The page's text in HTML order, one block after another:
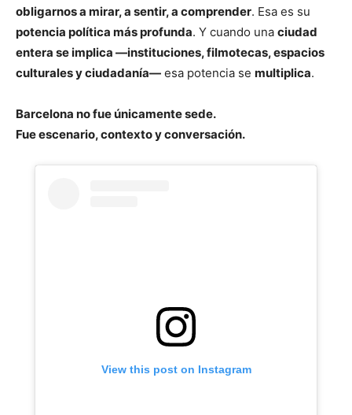
obligarnos a mirar, a sentir, a comprender. Esa es su
potencia política más profunda. Y cuando una ciudad
entera se implica —instituciones, filmotecas, espacios
culturales y ciudadanía— esa potencia se multiplica.
Barcelona no fue únicamente sede.
Fue escenario, contexto y conversación.
View this post on Instagram